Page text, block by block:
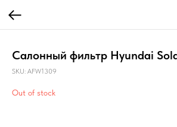
Салонный фильтр Hyundai
SKU: AFW1309
Out of stock